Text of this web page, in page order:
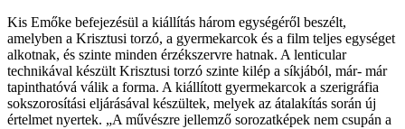
Kis Emőke befejezésül a kiállítás három egységéről beszélt,
amelyben a Krisztusi torzó, a gyermekarcok és a film teljes egységet
alkotnak, és szinte minden érzékszervre hatnak. A lenticular
technikával készült Krisztusi torzó szinte kilép a síkjából, már- már
tapinthatóvá válik a forma. A kiállított gyermekarcok a szerigráfia
sokszorosítási eljárásával készültek, melyek az átalakítás során új
értelmet nyertek. „A művészre jellemző sorozatképek nem csupán a